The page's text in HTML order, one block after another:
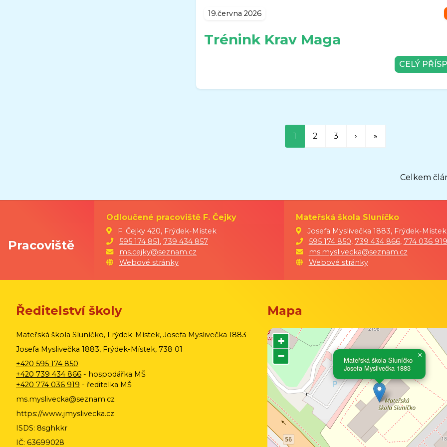
19.června 2026
Trénink Krav Maga
CELÝ
1 2 3 › »
Celkem
Pracoviště
Odloučené pracoviště F. Čejky
F. Čejky 420, Frýdek-Místek
595 174 851, 739 434 857
ms.cejky@seznam.cz
Webové stránky
Mateřská škola Sluníčko
Josefa Myslivečka 1883, Frýdek-Místek
595 174 850, 739 434 866, 774 036 919
ms.myslivecka@seznam.cz
Webové stránky
Ředitelství školy
Mateřská škola Sluníčko, Frýdek-Místek, Josefa Myslivečka 1883
Josefa Myslivečka 1883, Frýdek-Místek, 738 01
+420 595 174 850
+420 739 434 866 - hospodářka MŠ
+420 774 036 919 - ředitelka MŠ
ms.myslivecka@seznam.cz
https://www.jmyslivecka.cz
ISDS: 8sghkkr
IČ: 63699028
Mapa
Mateřská škola Sluníčko
Josefa Myslivečka 1883
×
+
−